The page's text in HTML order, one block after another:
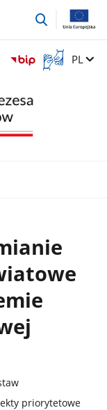
przejdź
Otwórz
okno
Zmień
PL
priorytetowe